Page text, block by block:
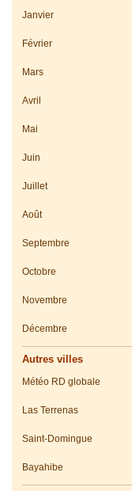
Janvier
Février
Mars
Avril
Mai
Juin
Juillet
Août
Septembre
Octobre
Novembre
Décembre
Autres villes
Météo RD globale
Las Terrenas
Saint-Domingue
Bayahibe